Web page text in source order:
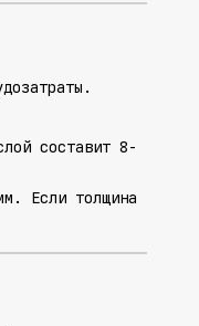
составит 8-
Если толщина